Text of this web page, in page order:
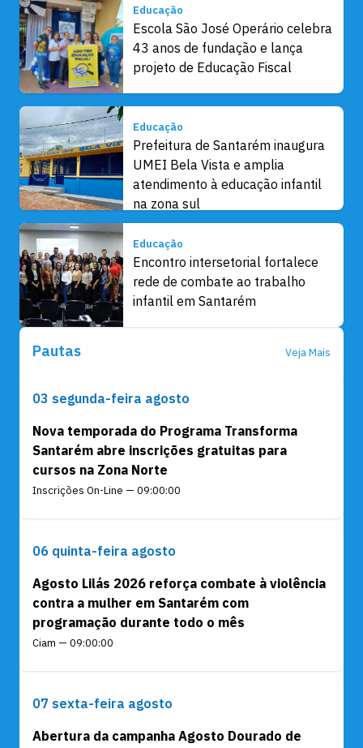
Educação
Escola São José Operário celebra
43 anos de fundação e lança
projeto de Educação Fiscal
Educação
Prefeitura de Santarém inaugura
UMEI Bela Vista e amplia
atendimento à educação infantil
na zona sul
Educação
Encontro intersetorial fortalece
rede de combate ao trabalho
infantil em Santarém
Pautas Veja Mais
03 segunda-feira agosto
Nova temporada do Programa Transforma
Santarém abre inscrições gratuitas para
cursos na Zona Norte
Inscrições On-Line — 09:00:00
06 quinta-feira agosto
Agosto Lilás 2026 reforça combate à violência
contra a mulher em Santarém com
programação durante todo o mês
Ciam — 09:00:00
07 sexta-feira agosto
Abertura da campanha Agosto Dourado de